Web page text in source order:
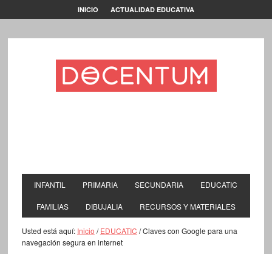
INICIO ACTUALIDAD EDUCATIVA
INFANTIL PRIMARIA SECUNDARIA EDUCATIC
FAMILIAS DIBUJALIA RECURSOS Y MATERIALES
Usted está aquí: Inicio / EDUCATIC /Claves con Google para una
navegación segura en internet